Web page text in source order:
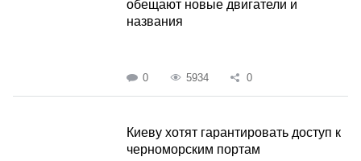
обещают новые двигатели и
названия
0 5934 0
Киеву хотят гарантировать доступ к
черноморским портам